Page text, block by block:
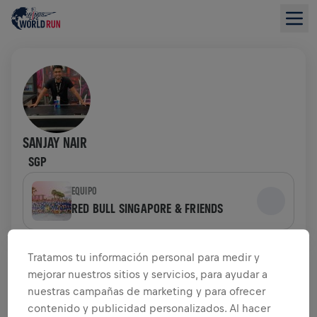
SANJAY NAIR
SGP
EQUIPO
RED BULL SINGAPORE & FRIENDS
RESUMEN DE RECAUDACIÓN DE FONDOS
0,00 US$ ALCANZADOS DE 0,00 US$ OBJETIVO
Tratamos tu información personal para medir y
mejorar nuestros sitios y servicios, para ayudar a
nuestras campañas de marketing y para ofrecer
contenido y publicidad personalizados. Al hacer